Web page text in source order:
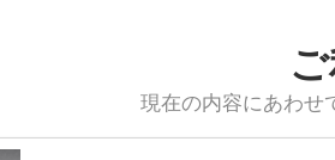
現在の内容にあわせ